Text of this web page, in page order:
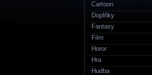
Cartoon
Doplňky
Fantasy
Film
Horor
Hra
Hudba